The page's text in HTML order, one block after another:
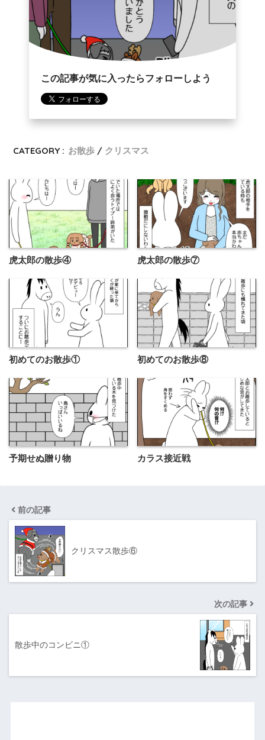
この記事が気に入ったらフォローしよう
CATEGORY : お散歩 クリスマス
虎太郎の散歩④ 虎太郎の散歩⑦
初めてのお散歩① 初めてのお散歩⑧
予期せぬ贈り物 カラス接近戦
前の記事
クリスマス散歩⑥
次の記事
散歩中のコンビニ①